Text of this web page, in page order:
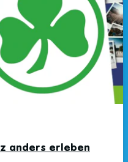
anders erleben